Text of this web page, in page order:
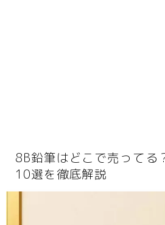
学び・資格
資格取得
8B鉛筆はどこで売ってる
10選を徹底解説